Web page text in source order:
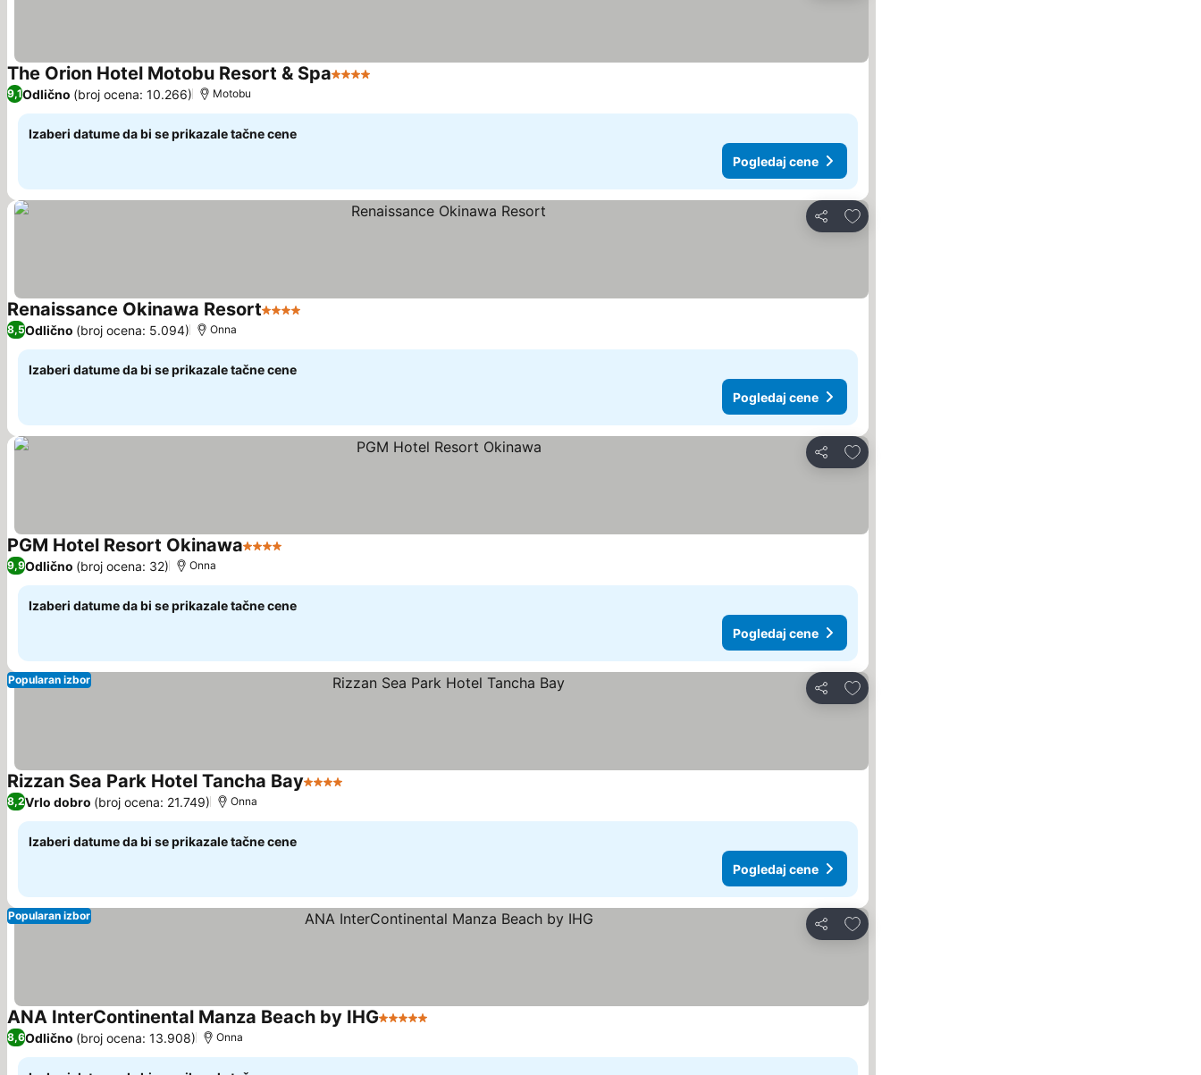
The Orion Hotel Motobu Resort & Spa4 Zvezdice
9,1Odlično (broj ocena: 10.266) Motobu
Izaberi datume da bi se prikazale tačne cene
Pogledaj cene
Deli
Dodati u favorite
Renaissance Okinawa Resort4 Zvezdice
8,5Odlično (broj ocena: 5.094) Onna
Izaberi datume da bi se prikazale tačne cene
Pogledaj cene
Deli
Dodati u favorite
PGM Hotel Resort Okinawa4 Zvezdice
9,9Odlično (broj ocena: 32) Onna
Izaberi datume da bi se prikazale tačne cene
Pogledaj cene
Deli
Dodati u favorite
Popularan izbor
Rizzan Sea Park Hotel Tancha Bay4 Zvezdice
8,2Vrlo dobro (broj ocena: 21.749) Onna
Izaberi datume da bi se prikazale tačne cene
Pogledaj cene
Deli
Dodati u favorite
Popularan izbor
ANA InterContinental Manza Beach by IHG5 Zvezdice
8,6Odlično (broj ocena: 13.908) Onna